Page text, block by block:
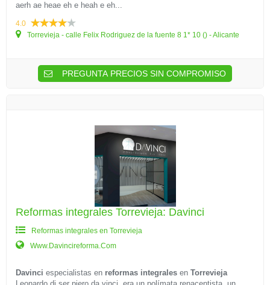
aerh ae heae eh e heah e eh...
4.0
Torrevieja - calle Felix Rodriguez de la fuente 8 1* 10 () - Alicante
PREGUNTA PRECIOS SIN COMPROMISO
Reformas integrales Torrevieja: Davinci
Reformas integrales en Torrevieja
Www.Davincireforma.Com
Davinci especialistas en reformas integrales en Torrevieja